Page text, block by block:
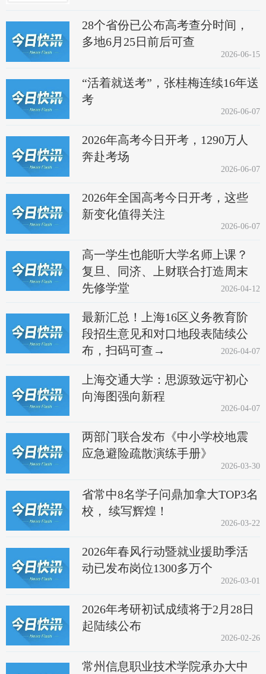
28个省份已公布高考查分时间，
多地6月25日前后可查
2026-06-15
“活着就送考”，张桂梅连续16年送
考
2026-06-07
2026年高考今日开考，1290万人
奔赴考场
2026-06-07
2026年全国高考今日开考，这些
新变化值得关注
2026-06-07
高一学生也能听大学名师上课？
复旦、同济、上财联合打造周末
先修学堂
2026-04-12
最新汇总！上海16区义务教育阶
段招生意见和对口地段表陆续公
布，扫码可查→
2026-04-07
上海交通大学：思源致远守初心
向海图强向新程
2026-04-07
两部门联合发布《中小学校地震
应急避险疏散演练手册》
2026-03-30
省常中8名学子问鼎加拿大TOP3名
校， 续写辉煌！
2026-03-22
2026年春风行动暨就业援助季活
动已发布岗位1300多万个
2026-03-01
2026年考研初试成绩将于2月28日
起陆续公布
2026-02-26
常州信息职业技术学院承办大中